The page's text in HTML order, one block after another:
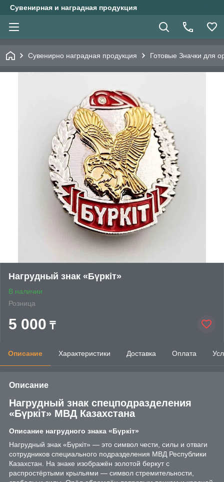
Сувенирная и наградная продукция
Сувенирно наградная продукция Готовые Значки для
Нагрудный знак «Бүркіт»
В наличии
Розница
5 000 ₸
Описание Характеристики Доставка Оплата
Описание
Нагрудный знак спецподразделения
«Бүркіт» МВД Казахстана
Описание нагрудного знака «Бүркіт»
Нагрудный знак «Бүркіт» — это символ чести, силы и отваги
сотрудников специального подразделения МВД Республики
Казахстан. На знаке изображён золотой беркут с
распростёртыми крыльями — символ стремительности,